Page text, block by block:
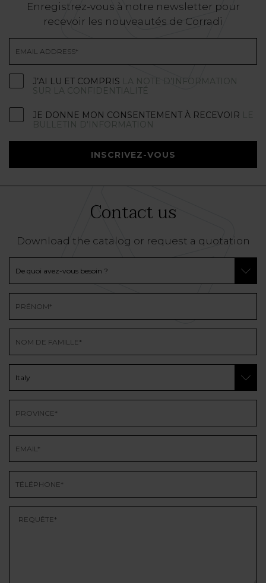
Enregistrez-vous à notre newsletter pour
recevoir les nouveautés de Corradi
J’AI LU ET COMPRIS LA NOTE D’INFORMATION
SUR LA CONFIDENTIALITÉ
JE DONNE MON CONSENTEMENT À RECEVOIR LE
BULLETIN D'INFORMATION
INSCRIVEZ-VOUS
Contact us
Download the catalog or request a quotation